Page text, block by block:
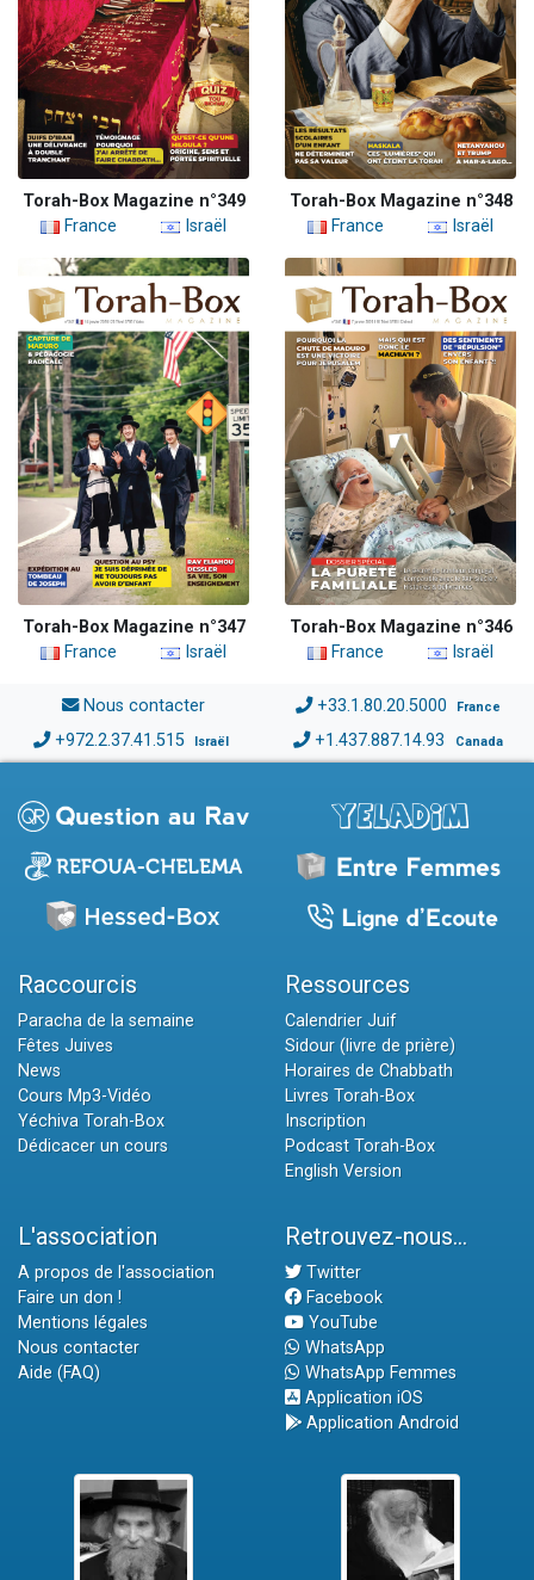
Torah-Box Magazine n°349
France
Israël
Torah-Box Magazine n°348
France
Israël
Torah-Box Magazine n°347
France
Israël
Torah-Box Magazine n°346
France
Israël
Nous contacter +33.1.80.20.5000 France
+972.2.37.41.515 Israël +1.437.887.14.93 Canada
Raccourcis
Paracha de la semaine
Fêtes Juives
News
Cours Mp3-Vidéo
Yéchiva Torah-Box
Dédicacer un cours
Ressources
Calendrier Juif
Sidour (livre de prière)
Horaires de Chabbath
Livres Torah-Box
Inscription
Podcast Torah-Box
English Version
L'association
A propos de l'association
Faire un don !
Mentions légales
Nous contacter
Aide (FAQ)
Retrouvez-nous...
Twitter
Facebook
YouTube
WhatsApp
WhatsApp Femmes
Application iOS
Application Android